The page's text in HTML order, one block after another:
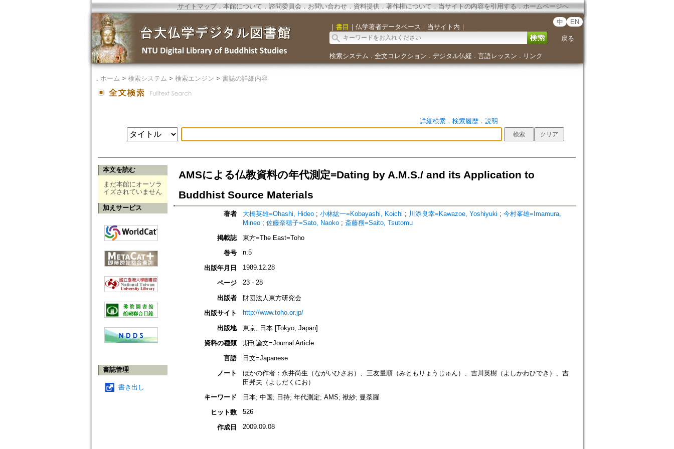
サイトマップ．本館について ． 諮問委員会． お問い合わせ． 資料提供． 著作権について．当サイトの内容を引用する ． ホームページへ
｜ 書目 ｜ 仏学著者データベース ｜ 当サイト内 ｜
中 EN
戻る
検索システム ． 全文コレクション ． デジタル仏経． 言語レッスン ． リンク
． ホーム > 検索システム > 検索エンジン > 書誌の詳細内容
詳細検索． 検索履歴． 説明
本文を読む
まだ本館にオーソラ
イズされていません
加えサービス
書誌管理
書き出し
AMSによる仏教資料の年代測定=Dating by A.M.S./ and its Application to
Buddhist Source Materials
著者 大橋英雄=Ohashi, Hideo; 小林紘一=Kobayashi, Koichi ; 川添良幸=Kawazoe, Yoshiyuki ; 今村峯雄=Imamura,
Mineo; 佐藤奈穂子=Sato, Naoko; 斎藤務=Saito, Tsutomu
掲載誌
東方=The East=Toho
巻号
n.5
出版年月日 1989.12.28
ページ 23 - 28
出版者
財団法人東方研究会
出版サイト
http://www.toho.or.jp/
出版地
東京, 日本 [Tokyo, Japan]
資料の種類
期刊論文=Journal Article
言語
日文=Japanese
ノート
ほかの作者：永井尚生（ながいひさお）、三友量順（みともりょうじゅん）、吉川英樹（よしかわひでき）、吉
田邦夫（よしだくにお）
キーワード
日本; 中国; 日持; 年代測定; AMS; 袱紗; 曼荼羅
ヒット数
526
作成日 2009.09.08